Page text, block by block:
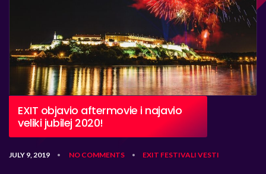
EXIT objavio aftermovie i najavio
veliki jubilej 2020!
JULY 9, 2019 • NO COMMENTS • EXIT FESTIVALI VESTI